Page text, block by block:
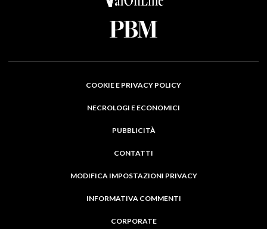
COOKIE E PRIVACY POLICY
NECROLOGI E ECONOMICI
PUBBLICITÀ
CONTATTI
MODIFICA IMPOSTAZIONI PRIVACY
INFORMATIVA COMMENTI
CORPORATE